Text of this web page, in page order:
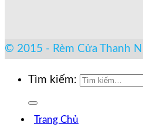
© 2015 - Rèm Cửa Thanh
Tìm kiếm:
Trang Chủ